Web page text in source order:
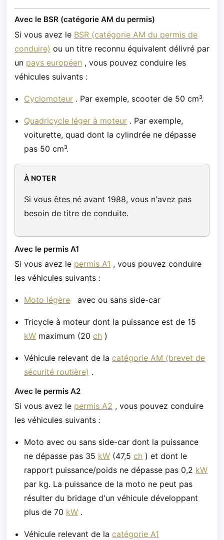
Avec le BSR (catégorie AM du permis)
Si vous avez le BSR (catégorie AM du permis de
conduire) ou un titre reconnu équivalent délivré par
un pays européen , vous pouvez conduire les
véhicules suivants :
Cyclomoteur . Par exemple, scooter de 50 cm³.
Quadricycle léger à moteur . Par exemple,
voiturette, quad dont la cylindrée ne dépasse
pas 50 cm³.
À NOTER
Si vous êtes né avant 1988, vous n'avez pas
besoin de titre de conduite.
Avec le permis A1
Si vous avez le permis A1 , vous pouvez conduire
les véhicules suivants :
Moto légère avec ou sans side-car
Tricycle à moteur dont la puissance est de 15
kW maximum (20ch )
Véhicule relevant de lacatégorie AM (brevet de
sécurité routière) .
Avec le permis A2
Si vous avez le permis A2 , vous pouvez conduire
les véhicules suivants :
Moto avec ou sans side-car dont la puissance
ne dépasse pas 35 kW (47,5ch ) et dont le
rapport puissance/poids ne dépasse pas 0,2 kW
par kg. La puissance de la moto ne peut pas
résulter du bridage d'un véhicule développant
plus de 70 kW .
Véhicule relevant de lacatégorie A1